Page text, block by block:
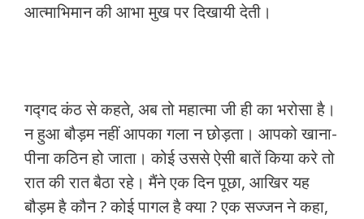
आत्माभिमान की आभा मुख पर दिखायी देती।
गद्‍गद कंठ से कहते, अब तो महात्मा जी ही का भरोसा है।
न हुआ बौड़म नहीं आपका गला न छोड़ता। आपको खाना-
पीना कठिन हो जाता। कोई उससे ऐसी बातें किया करे तो
रात की रात बैठा रहे। मैंने एक दिन पूछा, आखिर यह
बौड़म है कौन ? कोई पागल है क्या ? एक सज्जन ने कहा,